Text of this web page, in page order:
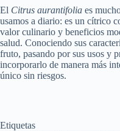
El Citrus aurantifolia es
usamos a diario: es un cítrico
valor culinario y beneficios
salud. Conociendo sus
fruto, pasando por sus usos y
incorporarlo de manera más
único sin riesgos.
Etiquetas